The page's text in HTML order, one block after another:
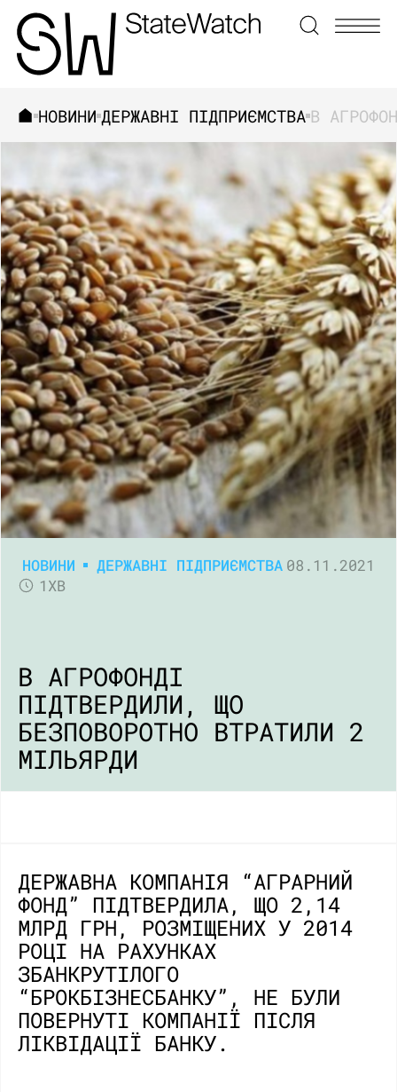
ЗНАЙТИ
НОВИНИ ДЕРЖАВНІ ПІДПРИЄМСТВА
НОВИНИ ДЕРЖАВНІ ПІДПРИЄМСТВА 08.11.2021
1ХВ
В АГРОФОНДІ
ПІДТВЕРДИЛИ, ЩО
БЕЗПОВОРОТНО ВТРАТИЛИ 2
МІЛЬЯРДИ
ДЕРЖАВНА КОМПАНІЯ “АГРАРНИЙ
ФОНД” ПІДТВЕРДИЛА, ЩО 2,14
МЛРД ГРН, РОЗМІЩЕНИХ У 2014
РОЦІ НА РАХУНКАХ
ЗБАНКРУТІЛОГО
“БРОКБІЗНЕСБАНКУ”, НЕ БУЛИ
ПОВЕРНУТІ КОМПАНІЇ ПІСЛЯ
ЛІКВІДАЦІЇ БАНКУ.